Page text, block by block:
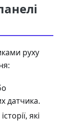
руху
датчика.
які